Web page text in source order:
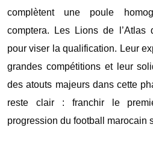
complètent une poule
comptera. Les Lions de l’Atlas
pour viser la qualification. Leur
grandes compétitions et leur
des atouts majeurs dans cette
reste clair : franchir le
progression du football marocain